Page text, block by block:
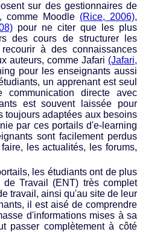
sur des gestionnaires de
comme Moodle (Rice, 2006),
pour ne citer que les plus
des cours de structurer les
à des connaissances
auteurs, comme Jafari (Jafari,
pour les enseignants aussi
un apprenant est seul
directe avec
est souvent laissée pour
toujours adaptées aux besoins
par ces portails d'e-learning
sont facilement perdus
les actualités, les forums,
les étudiants ont de plus
Travail (ENT) très complet
travail, ainsi qu'au site de leur
il est aisé de comprendre
d'informations mises à sa
passer complètement à côté